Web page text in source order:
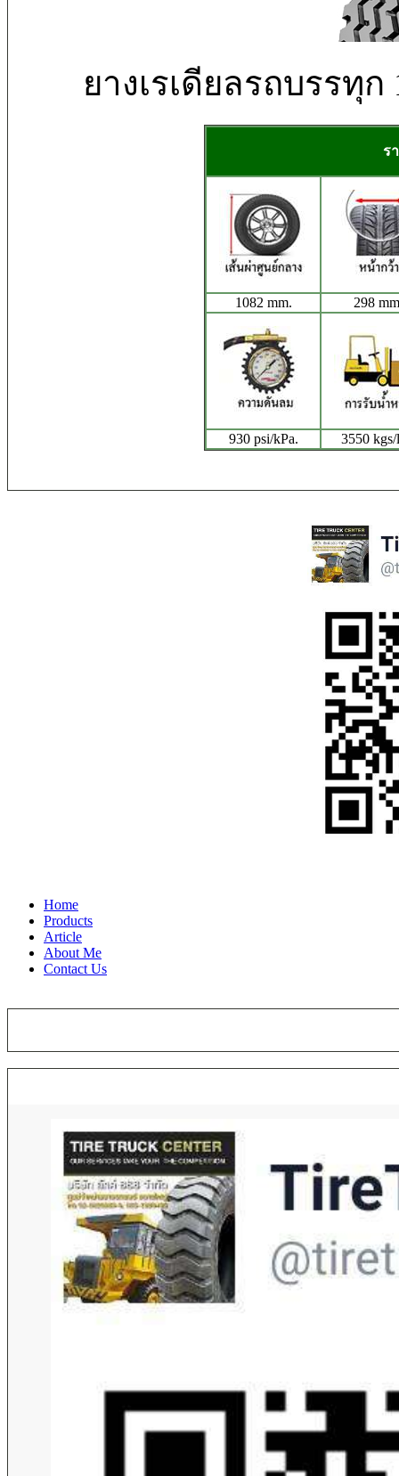
ยางเรเดียลรถบรรทุก
ร
1082 mm. 298
930 psi/kPa. 3550 kgs/
Home
Products
Article
About Me
Contact Us